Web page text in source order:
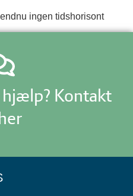
ingen tidshorisont
Kontakt